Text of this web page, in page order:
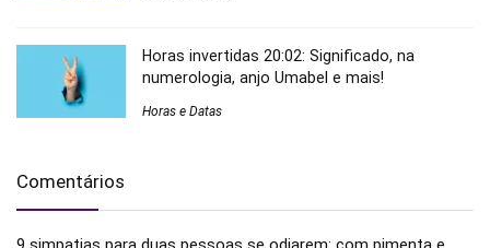
Horas invertidas 20:02: Significado, na
numerologia, anjo Umabel e mais!
Horas e Datas
Comentários